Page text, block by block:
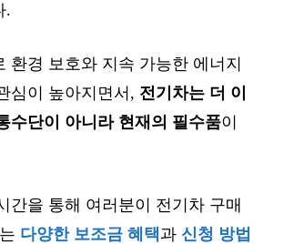
.
환경 보호와 지속 가능한 에너지
심이 높아지면서, 전기차는 더 이
수단이 아니라 현재의 필수품이
간을 통해 여러분이 전기차 구매
다양한 보조금 혜택과 신청 방법